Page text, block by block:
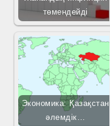
төмендейді
Экономика: Қазақстан
әлемдік…